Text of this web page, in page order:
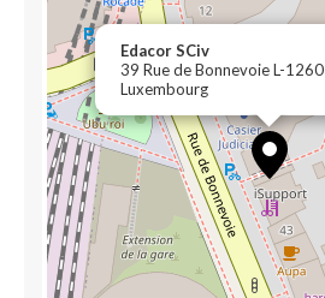
Edacor SCiv
39 Rue de Bonnevoie L-1260
Luxembourg